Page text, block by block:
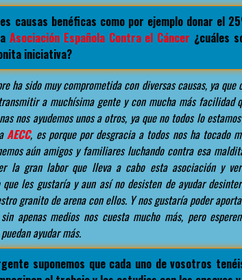
causas benéficas como por ejemplo donar el
Asociación Española Contra el Cáncer ¿cuáles
iniciativa?
ha sido muy comprometida con diversas causas, ya
a muchísima gente y con mucha más facilidad
nos ayudemos unos a otros, ya que no todos lo
AECC, es porque por desgracia a todos nos ha tocado
aún amigos y familiares luchando contra esa
la gran labor que lleva a cabo esta asociación y
les gustaría y aun así no desisten de ayudar
granito de arena con ellos. Y nos gustaría poder
apenas medios nos cuesta mucho más, pero
ayudar más.
suponemos que cada uno de vosotros